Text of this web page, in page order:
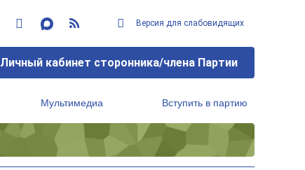
Версия для слабовидящих
Личный кабинет сторонника/члена Партии
Мультимедиа Вступить в партию